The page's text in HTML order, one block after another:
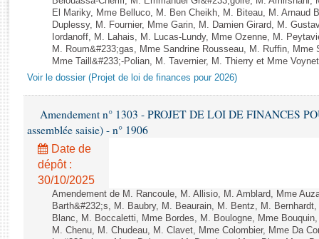
Rapports d'enquête
Rapports législatifs
Rapports sur l'application des lois
Baromètre de l’application des lois
Dossiers législatifs
Budget et sécurité sociale
Questions écrites et orales
Comptes rendus des débats
El Mariky, Mme Belluco, M. Ben Cheikh, M. Biteau, M. Arnaud
Duplessy, M. Fournier, Mme Garin, M. Damien Girard, M.
Iordanoff, M. Lahais, M. Lucas-Lundy, Mme Ozenne, M.
M. Roum&#233;gas, Mme Sandrine Rousseau, M. Ruffin,
Mme Taill&#233;-Polian, M. Tavernier, M. Thierry et Mme
Voir le dossier (Projet de loi de finances pour 2026)
Amendement n° 1303 - PROJET DE LOI DE FINANCES
assemblée saisie) - n° 1906
Date de
dépôt :
30/10/2025
Amendement de M. Rancoule, M. Allisio, M. Amblard, Mme
Barth&#232;s, M. Baubry, M. Beaurain, M. Bentz, M.
Blanc, M. Boccaletti, Mme Bordes, M. Boulogne, Mme
M. Chenu, M. Chudeau, M. Clavet, Mme Colombier, Mme Da